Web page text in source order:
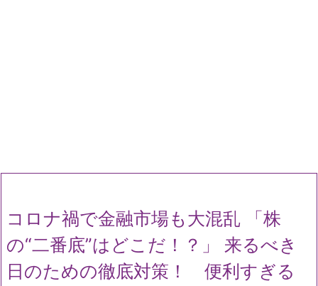
コロナ禍で金融市場も大混乱 「株
の“二番底”はどこだ！？」 来るべき
日のための徹底対策！ 便利すぎる